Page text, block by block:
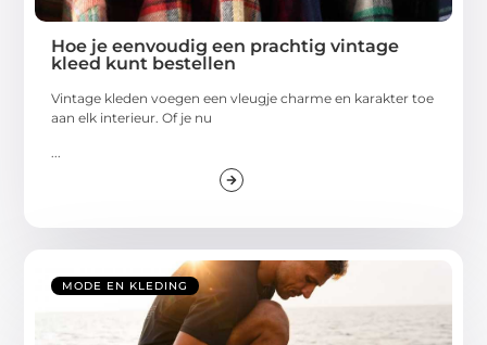
Hoe je eenvoudig een prachtig vintage
kleed kunt bestellen
Vintage kleden voegen een vleugje charme en karakter toe
aan elk interieur. Of je nu
...
MODE EN KLEDING